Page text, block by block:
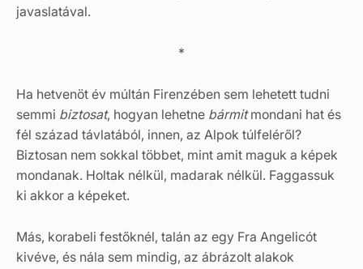
javaslatával.
*
Ha hetvenöt év múltán Firenzében sem lehetett tudni
semmi biztosat, hogyan lehetne bármitmondani hat és
fél század távlatából, innen, az Alpok túlfeléről?
Biztosan nem sokkal többet, mint amit maguk a képek
mondanak. Holtak nélkül, madarak nélkül. Faggassuk
ki akkor a képeket.
Más, korabeli festőknél, talán az egy Fra Angelicót
kivéve, és nála sem mindig, az ábrázolt alakok